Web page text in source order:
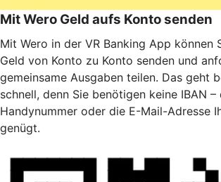
Mit Wero Geld aufs Konto senden
Mit Wero in der VR Banking App können
Geld von Konto zu Konto senden und
gemeinsame Ausgaben teilen. Das geht
schnell, denn Sie benötigen keine IBAN –
Handynummer oder die E-Mail-Adresse
genügt.